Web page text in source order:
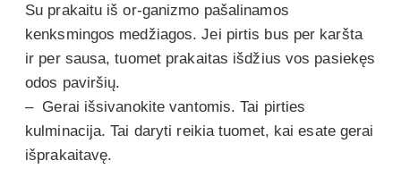
Su prakaitu iš or-ganizmo pašalinamos
kenksmingos medžiagos. Jei pirtis bus per karšta
ir per sausa, tuomet prakaitas išdžius vos pasiekęs
odos paviršių.
– Gerai išsivanokite vantomis. Tai pirties
kulminacija. Tai daryti reikia tuomet, kai esate gerai
išprakaitavę.